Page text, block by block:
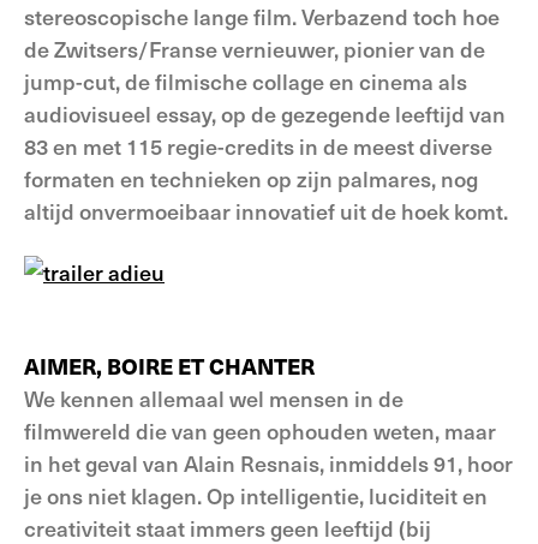
stereoscopische lange film. Verbazend toch hoe
de Zwitsers/Franse vernieuwer, pionier van de
jump-cut, de filmische collage en cinema als
audiovisueel essay, op de gezegende leeftijd van
83 en met 115 regie-credits in de meest diverse
formaten en technieken op zijn palmares, nog
altijd onvermoeibaar innovatief uit de hoek komt.
AIMER, BOIRE ET CHANTER
We kennen allemaal wel mensen in de
filmwereld die van geen ophouden weten, maar
in het geval van Alain Resnais, inmiddels 91, hoor
je ons niet klagen. Op intelligentie, luciditeit en
creativiteit staat immers geen leeftijd (bij